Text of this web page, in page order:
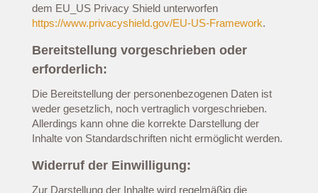
dem EU_US Privacy Shield unterworfen
https://www.privacyshield.gov/EU-US-Framework.
Bereitstellung vorgeschrieben oder
erforderlich:
Die Bereitstellung der personenbezogenen Daten ist
weder gesetzlich, noch vertraglich vorgeschrieben.
Allerdings kann ohne die korrekte Darstellung der
Inhalte von Standardschriften nicht ermöglicht werden.
Widerruf der Einwilligung:
Zur Darstellung der Inhalte wird regelmäßig die